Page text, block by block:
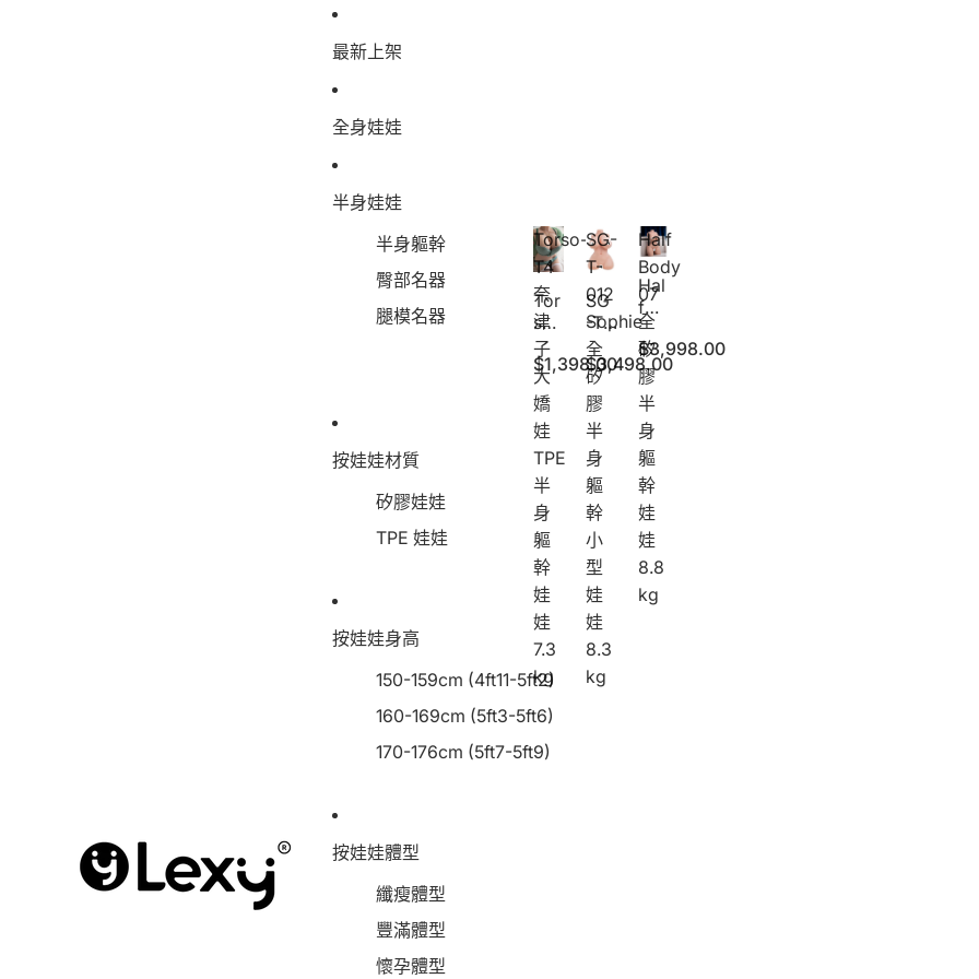
最新上架
全身娃娃
半身娃娃
半身軀幹
臀部名器
腿模名器
Torso-
T4
奈
津
子
大
嬌
娃
TPE
半
身
軀
幹
娃
娃
7.3
kg
Tor
so-
T4
奈
津
子
大
嬌
娃
TP
E
半
身
軀
幹
娃
娃
7.3
kg
$1,398.00
SG-
T-
012
Sophie
全
矽
膠
半
身
軀
幹
小
型
娃
娃
8.3
kg
SG
-T-
012
So
phi
e
全
矽
膠
半
身
軀
幹
小
型
娃
娃
8.3
kg
$3,498.00
Half
Body
07
全
矽
膠
半
身
軀
幹
娃
娃
8.8
kg
Hal
f
Bo
dy
07
全
矽
膠
半
身
軀
幹
娃
娃
8.8
$3,998.00
按娃娃材質
矽膠娃娃
TPE 娃娃
按娃娃身高
150-159cm (4ft11-5ft2)
160-169cm (5ft3-5ft6)
170-176cm (5ft7-5ft9)
按娃娃體型
纖瘦體型
豐滿體型
懷孕體型